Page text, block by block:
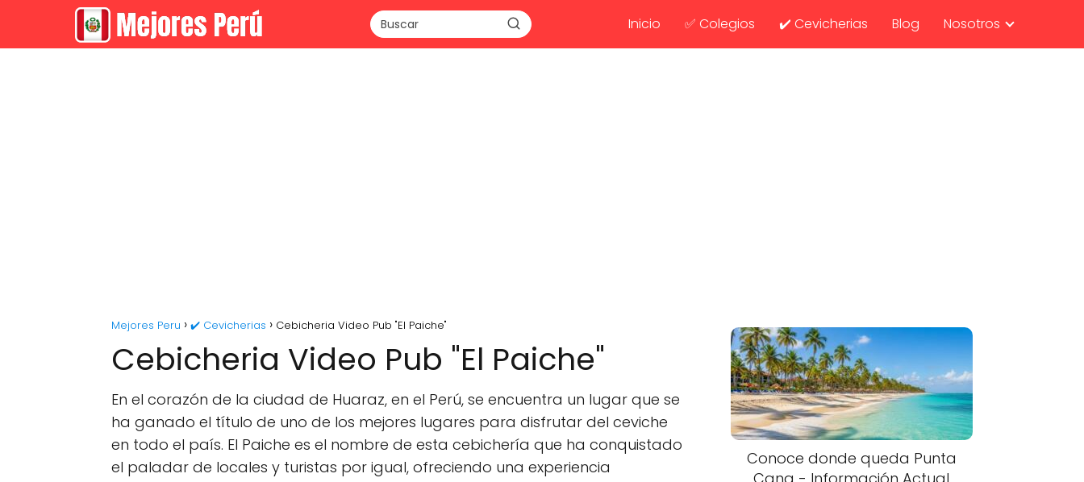
Inicio ✅ Colegios ✔️ Cevicherias Blog Nosotros
Mejores Peru ✔️ Cevicherias Cebicheria Video Pub "El Paiche"
Cebicheria Video Pub "El Paiche"
En el corazón de la ciudad de Huaraz, en el Perú, se encuentra un lugar que se
ha ganado el título de uno de los mejores lugares para disfrutar del ceviche
en todo el país. El Paiche es el nombre de esta cebichería que ha conquistado
el paladar de locales y turistas por igual, ofreciendo una experiencia
Conoce donde queda Punta